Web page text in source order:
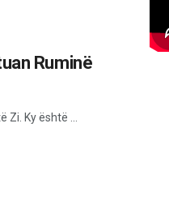
Ruminë
Zi. Ky është ...